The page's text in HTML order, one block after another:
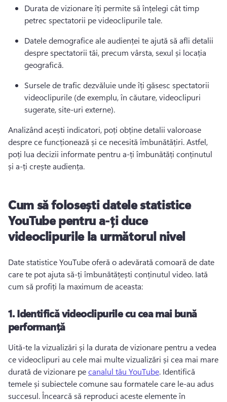
Durata de vizionare îți permite să înțelegi cât timp
petrec spectatorii pe videoclipurile tale.
Datele demografice ale audienței te ajută să afli detalii
despre spectatorii tăi, precum vârsta, sexul și locația
geografică.
Sursele de trafic dezvăluie unde îți găsesc spectatorii
videoclipurile (de exemplu, în căutare, videoclipuri
sugerate, site-uri externe).
Analizând acești indicatori, poți obține detalii valoroase
despre ce funcționează și ce necesită îmbunătățiri. Astfel,
poți lua decizii informate pentru a-ți îmbunătăți conținutul
și a-ți crește audiența.
Cum să folosești datele statistice
YouTube pentru a-ți duce
videoclipurile la următorul nivel
Date statistice YouTube oferă o adevărată comoară de date
care te pot ajuta să-ți îmbunătățești conținutul video. Iată
cum să profiți la maximum de aceasta:
1.Identifică videoclipurile cu cea mai bună
performanță
Uită-te la vizualizări și la durata de vizionare pentru a vedea
ce videoclipuri au cele mai multe vizualizări și cea mai mare
durată de vizionare pe canalul tău YouTube. Identifică
temele și subiectele comune sau formatele care le-au adus
succesul. Încearcă să reproduci aceste elemente în